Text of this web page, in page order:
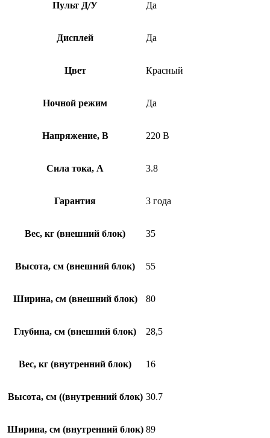
Пульт Д/У Да
Дисплей Да
Цвет Красный
Ночной режим Да
Напряжение, В 220 В
Сила тока, А 3.8
Гарантия 3 года
Вес, кг (внешний блок) 35
Высота, см (внешний блок) 55
Ширина, см (внешний блок) 80
Глубина, см (внешний блок) 28,5
Вес, кг (внутренний блок) 16
Высота, см ((внутренний блок) 30.7
Ширина, см (внутренний блок) 89